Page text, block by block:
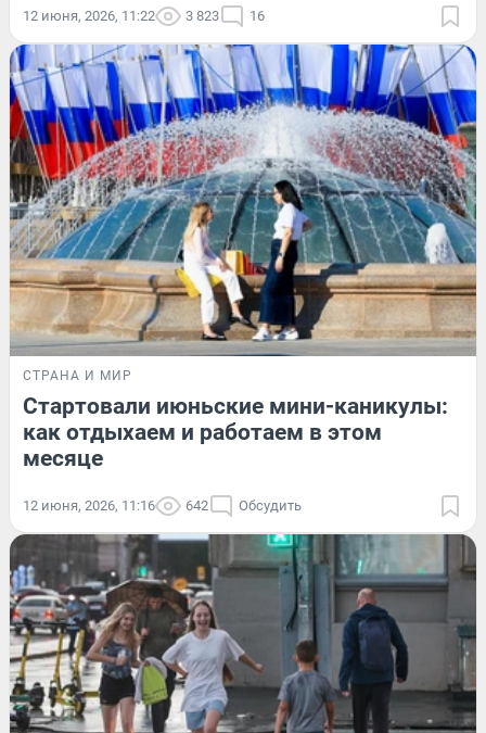
12 июня, 2026, 11:22 3 823 16
СТРАНА И МИР
Стартовали июньские мини-каникулы:
как отдыхаем и работаем в этом
месяце
12 июня, 2026, 11:16 642 Обсудить